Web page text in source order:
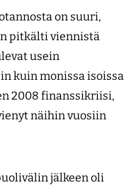
on suuri,
pitkälti viennistä
usein
kuin monissa isoissa
2008 finanssikriisi,
näihin vuosiin
jälkeen oli